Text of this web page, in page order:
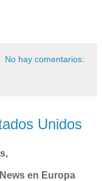
No hay comentarios:
Unidos
en Europa